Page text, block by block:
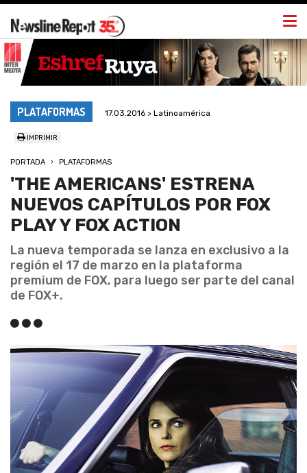
PLATAFORMAS 17.03.2016 > Latinoamérica
IMPRIMIR
PORTADA PLATAFORMAS
'THE AMERICANS' ESTRENA
NUEVOS CAPÍTULOS POR FOX
PLAY Y FOX ACTION
La nueva temporada se lanza en exclusivo a la
región el 17 de marzo en la plataforma
premium de FOX, para luego ser parte del canal
de FOX+.